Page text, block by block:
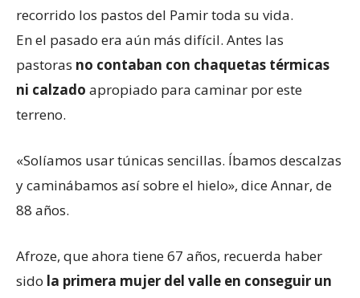
recorrido los pastos del Pamir toda su vida.
En el pasado era aún más difícil. Antes las
pastoras no contaban con chaquetas térmicas
ni calzado apropiado para caminar por este
terreno.
«Solíamos usar túnicas sencillas. Íbamos descalzas
y caminábamos así sobre el hielo», dice Annar, de
88 años.
Afroze, que ahora tiene 67 años, recuerda haber
sido la primera mujer del valle en conseguir un